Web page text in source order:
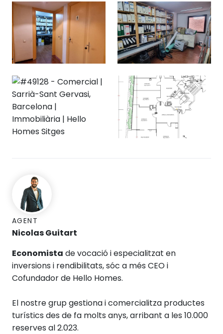
AGENT
Nicolas Guitart
Economista de vocació i especialitzat en
inversions i rendibilitats, sóc a més CEO i
Cofundador de Hello Homes.
El nostre grup gestiona i comercialitza productes
turístics des de fa molts anys, arribant a les 10.000
reserves al 2.023.